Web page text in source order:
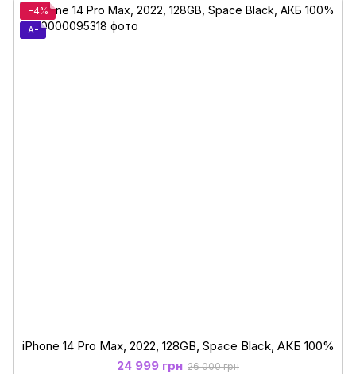
−4%
A-
iPhone 14 Pro Max, 2022, 128GB, Space Black, АКБ 100%
24 999 грн 26 000 грн